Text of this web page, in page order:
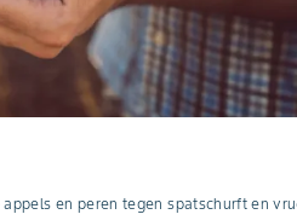
appels en peren tegen spatschurft en